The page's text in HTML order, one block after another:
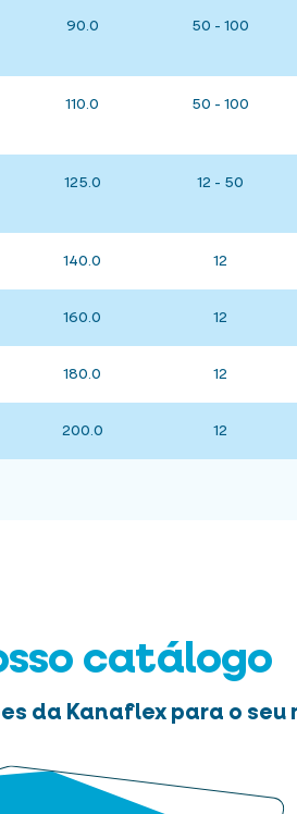
90.0 50 - 100
110.0 50 - 100
125.0 12 - 50
140.0 12
160.0 12
180.0 12
200.0 12
catálogo
da Kanaflex para o seu